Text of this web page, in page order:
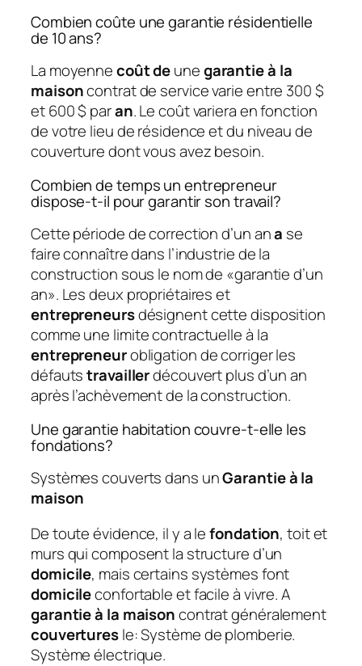
Combien coûte une garantie résidentielle
de 10 ans?
La moyennecoût deunegarantie à la
maisoncontrat de service varie entre 300 $
et 600 $ paran. Le coût variera en fonction
de votre lieu de résidence et du niveau de
couverture dont vous avez besoin.
Combien de temps un entrepreneur
dispose-t-il pour garantir son travail?
Cette période de correction d’un ana se
faire connaître dans l’industrie de la
construction sous le nom de «garantie d’un
an». Les deux propriétaires et
entrepreneursdésignent cette disposition
comme une limite contractuelle à la
entrepreneurobligation de corriger les
défautstravaillerdécouvert plus d’un an
après l’achèvement de la construction.
Une garantie habitation couvre-t-elle les
fondations?
Systèmes couverts dans unGarantie à la
maison
De toute évidence, il y a lefondation, toit et
murs qui composent la structure d’un
domicile, mais certains systèmes font
domicileconfortable et facile à vivre. A
garantie à la maisoncontrat généralement
couverturesle: Système de plomberie.
Système électrique.